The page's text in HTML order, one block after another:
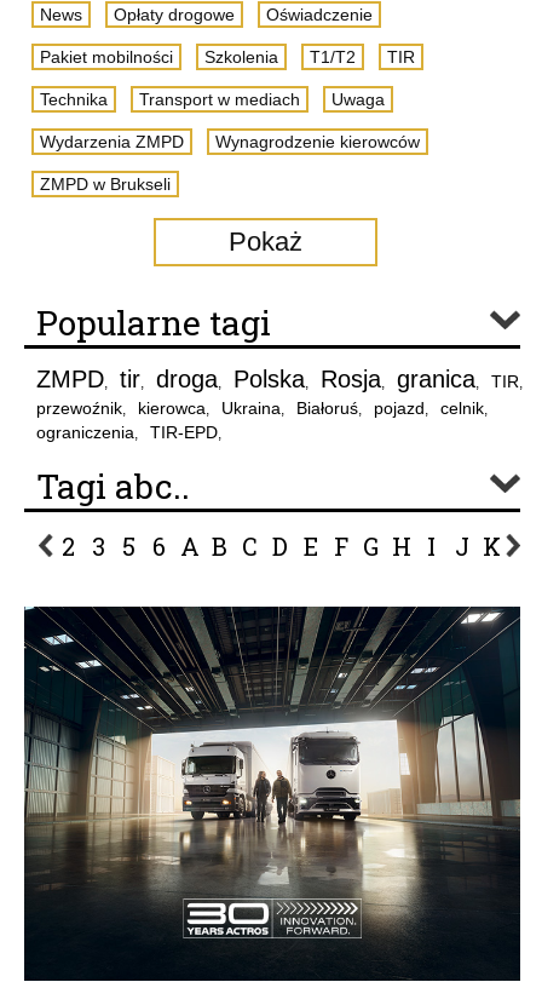
News Opłaty drogowe Oświadczenie
Pakiet mobilności Szkolenia T1/T2 TIR
Technika Transport w mediach Uwaga
Wydarzenia ZMPD Wynagrodzenie kierowców
ZMPD w Brukseli
Pokaż
Popularne tagi
ZMPD, tir, droga, Polska, Rosja, granica, TIR,
przewoźnik, kierowca, Ukraina, Białoruś, pojazd, celnik,
ograniczenia, TIR-EPD,
Tagi abc..
2 3 5 6 A B C D E F G H I J K L